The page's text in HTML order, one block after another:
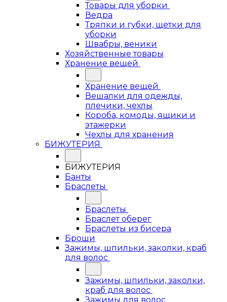
Товары для уборки
Ведра
Тряпки и губки, щетки для
уборки
Швабры, веники
Хозяйственные товары
Хранение вещей
Хранение вещей
Вешалки для одежды,
плечики, чехлы
Короба, комоды, ящики и
этажерки
Чехлы для хранения
БИЖУТЕРИЯ
БИЖУТЕРИЯ
Банты
Браслеты
Браслеты
Браслет оберег
Браслеты из бисера
Броши
Зажимы, шпильки, заколки, краб
для волос
Зажимы, шпильки, заколки,
краб для волос
Зажимы для волос